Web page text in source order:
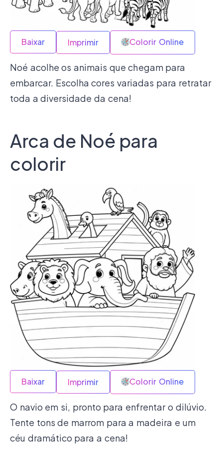
Baixar Imprimir Colorir Online
Noé acolhe os animais que chegam para
embarcar. Escolha cores variadas para retratar
toda a diversidade da cena!
Arca de Noé para
colorir
Baixar Imprimir Colorir Online
O navio em si, pronto para enfrentar o dilúvio.
Tente tons de marrom para a madeira e um
céu dramático para a cena!